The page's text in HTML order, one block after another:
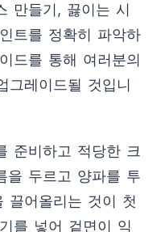
만들기, 끓이는 시
트를 정확히 파악하
드를 통해 여러분의
그레이드될 것입니
준비하고 적당한 크
을 두르고 양파를 투
끌어올리는 것이 첫
를 넣어 겉면이 익